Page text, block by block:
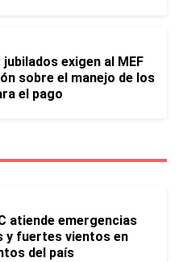
jubilados exigen al MEF
sobre el manejo de los
el pago
atiende emergencias
y fuertes vientos en
del país